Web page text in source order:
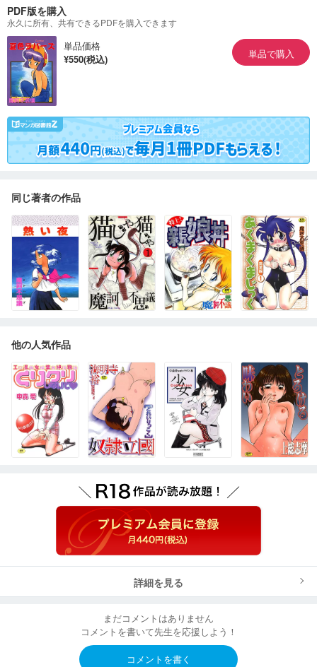
PDF版を購入
永久に所有、共有できるPDFを購入できます
単品価格
¥550(税込)
単品で購入
同じ著者の作品
他の人気作品
詳細を見る
まだコメントはありません
コメントを書いて先生を応援しよう！
コメントを書く